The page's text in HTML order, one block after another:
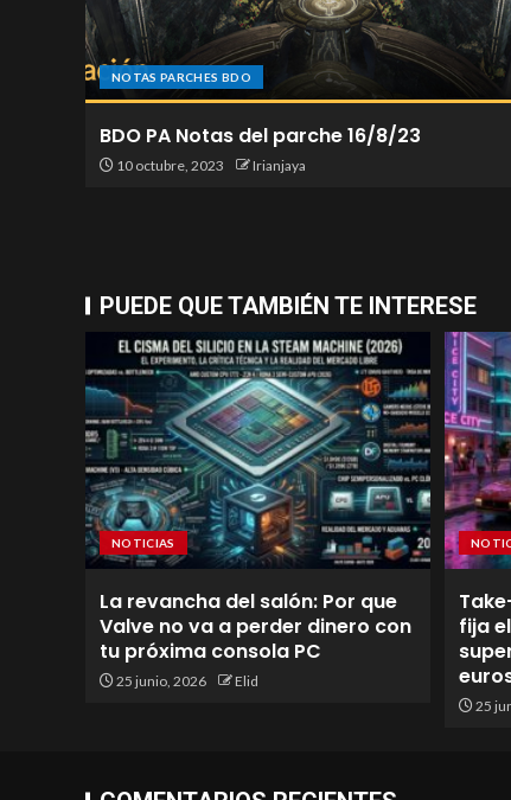
NOTAS PARCHES BDO
BDO PA Notas del parche 16/8/23
10 octubre, 2023 Irianjaya
PUEDE QUE TAMBIÉN TE INTERESE
NOTICIAS
La revancha del salón: Por que
Valve no va a perder dinero con
tu próxima consola PC
25 junio, 2026 Elid
fija
25